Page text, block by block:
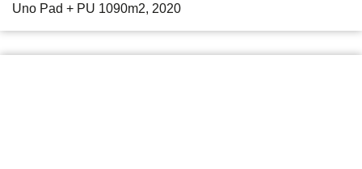
Uno Pad + PU 1090m2, 2020